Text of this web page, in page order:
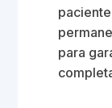
para